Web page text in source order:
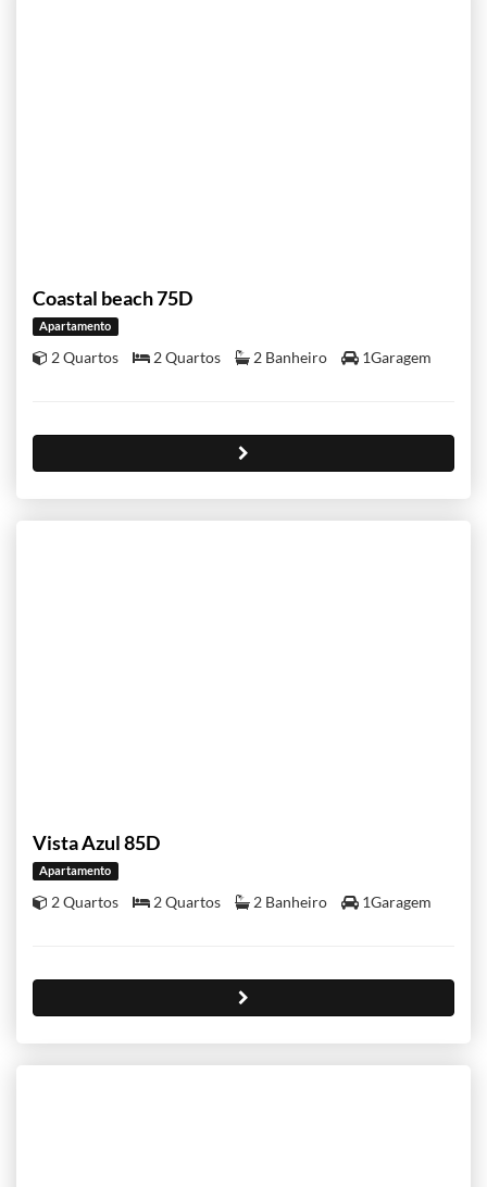
Coastal beach 75D
Apartamento
2 Quartos 2 Quartos 2 Banheiro 1Garagem
Vista Azul 85D
Apartamento
2 Quartos 2 Quartos 2 Banheiro 1Garagem